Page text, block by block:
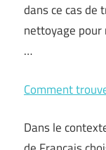
dans ce cas de
nettoyage pour
…
Comment
Dans le